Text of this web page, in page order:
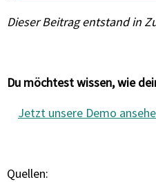
Dieser Beitrag entstand in
Du möchtest wissen, wie
Jetzt unsere Demo
Quellen: